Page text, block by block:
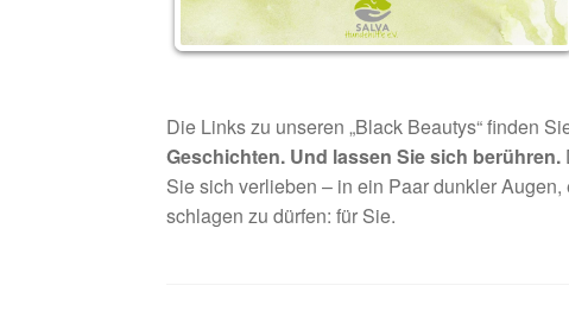
Die Links zu unseren „Black Beautys“ finden
Geschichten. Und lassen Sie sich berühren.
Sie sich verlieben – in ein Paar dunkler
schlagen zu dürfen: für Sie.